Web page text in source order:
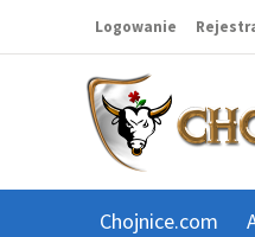
Logowanie
Chojnice.com